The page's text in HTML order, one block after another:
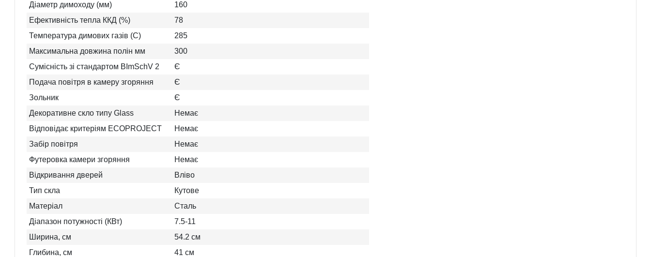
Діаметр димоходу (мм)
160
Ефективність тепла ККД (%)
78
Температура димових газів (C)
285
Максимальна довжина полін мм
300
Сумісність зі стандартом BImSchV 2
Є
Подача повітря в камеру згоряння
Є
Зольник
Є
Декоративне скло типу Glass
Немає
Відповідає критеріям ECOPROJECT
Немає
Забір повітря
Немає
Футеровка камери згоряння
Немає
Відкривання дверей
Вліво
Тип скла
Кутове
Матеріал
Сталь
Діапазон потужності (КВт)
7.5-11
Ширина, см
54.2 см
Глибина, см
41 см